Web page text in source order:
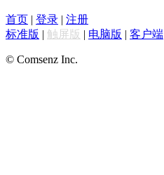
首页 | 登录 | 注册
标准版 | 触屏版 | 电脑版 | 客户端
© Comsenz Inc.